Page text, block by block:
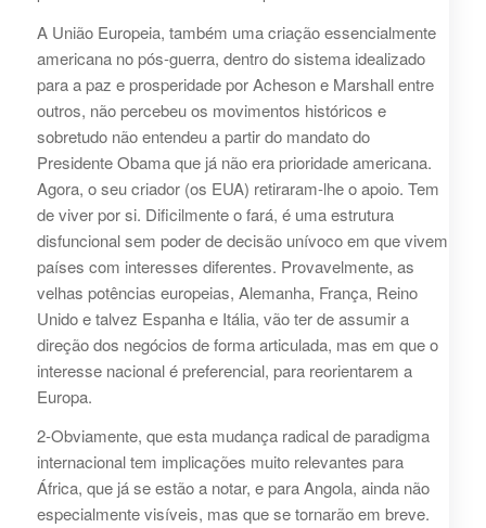
A União Europeia, também uma criação essencialmente
americana no pós-guerra, dentro do sistema idealizado
para a paz e prosperidade por Acheson e Marshall entre
outros, não percebeu os movimentos históricos e
sobretudo não entendeu a partir do mandato do
Presidente Obama que já não era prioridade americana.
Agora, o seu criador (os EUA) retiraram-lhe o apoio. Tem
de viver por si. Dificilmente o fará, é uma estrutura
disfuncional sem poder de decisão unívoco em que vivem
países com interesses diferentes. Provavelmente, as
velhas potências europeias, Alemanha, França, Reino
Unido e talvez Espanha e Itália, vão ter de assumir a
direção dos negócios de forma articulada, mas em que o
interesse nacional é preferencial, para reorientarem a
Europa.
2-Obviamente, que esta mudança radical de paradigma
internacional tem implicações muito relevantes para
África, que já se estão a notar, e para Angola, ainda não
especialmente visíveis, mas que se tornarão em breve.